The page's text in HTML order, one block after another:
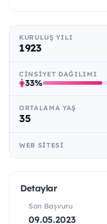
KURULUŞ YILI
1923
CINSIYET DAĞILIMI
33%
ORTALAMA YAŞ
35
WEB SITESI
Detaylar
Son Başvuru
09.05.2023